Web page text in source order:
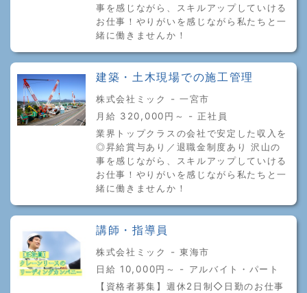
事を感じながら、スキルアップしていける
お仕事！やりがいを感じながら私たちと一
緒に働きませんか！
建築・土木現場での施工管理
株式会社ミック - 一宮市
月給 320,000円～ - 正社員
業界トップクラスの会社で安定した収入を
◎昇給賞与あり／退職金制度あり 沢山の
事を感じながら、スキルアップしていける
お仕事！やりがいを感じながら私たちと一
緒に働きませんか！
講師・指導員
株式会社ミック - 東海市
日給 10,000円～ - アルバイト・パート
【資格者募集】週休2日制◇日勤のお仕事